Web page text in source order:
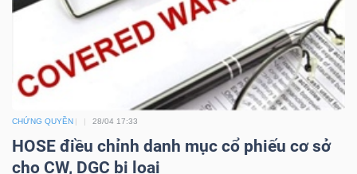
CHỨNG QUYỀN 28/04 17:33
HOSE điều chỉnh danh mục cổ phiếu cơ sở
cho CW, DGC bị loại
NGHIỆP